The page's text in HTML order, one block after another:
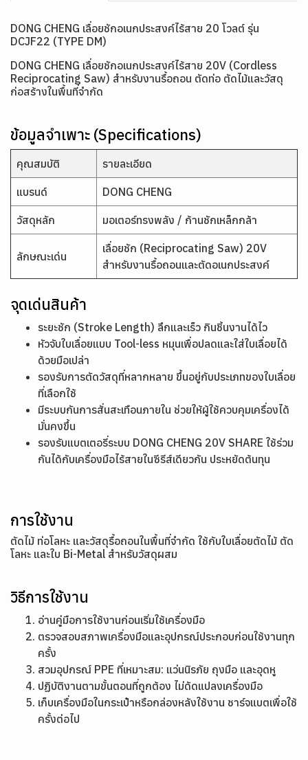
DONG CHENG เลื่อยชักอเนกประสงค์ไร้สาย 20 โวลต์ รุ่น
DCJF22 (TYPE DM)
DONG CHENG เลื่อยชักอเนกประสงค์ไร้สาย 20V (Cordless
Reciprocating Saw) สำหรับงานรื้อถอน ตัดท่อ ตัดไม้และวัสดุ
ก่อสร้างในพื้นที่จำกัด
ข้อมูลจำเพาะ (Specifications)
คุณสมบัติ รายละเอียด
แบรนด์ DONG CHENG
วัสดุหลัก มอเตอร์ทรงพลัง / ก้านชักเหล็กกล้า
ลักษณะเด่น
เลื่อยชัก (Reciprocating Saw) 20V
สำหรับงานรื้อถอนและตัดอเนกประสงค์
จุดเด่นสินค้า
ระยะชัก (Stroke Length) ลึกและเร็ว กินชิ้นงานได้ไว
หัวจับใบเลื่อยแบบ Tool-less หมุนเพื่อปลดและใส่ใบเลื่อยได้
ด้วยมือเปล่า
รองรับการตัดวัสดุที่หลากหลาย ขึ้นอยู่กับประเภทของใบเลื่อย
ที่เลือกใช้
มีระบบกันการสั่นสะเทือนภายใน ช่วยให้ผู้ใช้ควบคุมเครื่องได้
มั่นคงขึ้น
รองรับแบตเตอรี่ระบบ DONG CHENG 20V SHARE ใช้ร่วม
กันได้กับเครื่องมือไร้สายในซีรีส์เดียวกัน ประหยัดต้นทุน
การใช้งาน
ตัดไม้ ท่อโลหะ และวัสดุรื้อถอนในพื้นที่จำกัด ใช้กับใบเลื่อยตัดไม้ ตัด
โลหะ และใบ Bi-Metal สำหรับวัสดุผสม
วิธีการใช้งาน
อ่านคู่มือการใช้งานก่อนเริ่มใช้เครื่องมือ
ตรวจสอบสภาพเครื่องมือและอุปกรณ์ประกอบก่อนใช้งานทุก
ครั้ง
สวมอุปกรณ์ PPE ที่เหมาะสม: แว่นนิรภัย ถุงมือ และอุดหู
ปฏิบัติงานตามขั้นตอนที่ถูกต้อง ไม่ดัดแปลงเครื่องมือ
เก็บเครื่องมือในกระเป๋าหรือกล่องหลังใช้งาน ชาร์จแบตเพื่อใช้
ครั้งต่อไป